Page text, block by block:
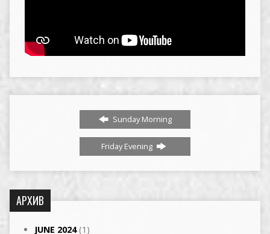
Sunday Morning
Friday Evening
АРХИВ
JUNE 2024(1)